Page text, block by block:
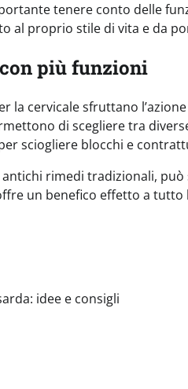
tenere conto delle
al proprio stile di vita e da
più funzioni
la cervicale sfruttano
di scegliere tra
sciogliere blocchi e
rimedi tradizionali,
un benefico effetto a
idee e consigli